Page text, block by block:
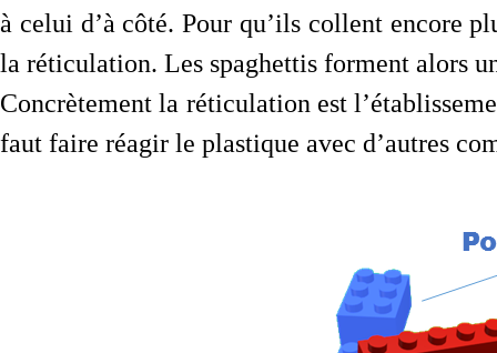
à celui d’à côté. Pour qu’ils collent encore
la réticulation. Les spaghettis forment alors
Concrètement la réticulation est
faut faire réagir le plastique avec d’autres